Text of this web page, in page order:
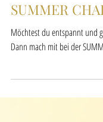
Blogartikel
SUMMER
Möchtest du entspannt und